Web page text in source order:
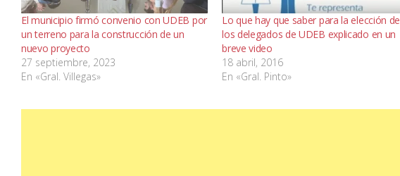
El municipio firmó convenio con UDEB por
un terreno para la construcción de un
nuevo proyecto
27 septiembre, 2023
En «Gral. Villegas»
Lo que hay que saber para la elección de
los delegados de UDEB explicado en un
breve video
18 abril, 2016
En «Gral. Pinto»